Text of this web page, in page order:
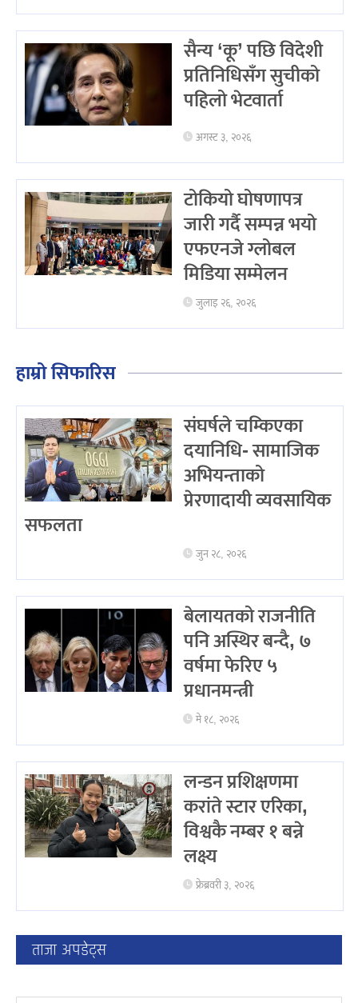
सैन्य ‘कू’ पछि विदेशी
प्रतिनिधिसँग सुचीको
पहिलो भेटवार्ता
अगस्ट ३, २०२६
टोकियो घोषणापत्र
जारी गर्दै सम्पन्न भयो
एफएनजे ग्लोबल
मिडिया सम्मेलन
जुलाइ २६, २०२६
हाम्रो सिफारिस
संघर्षले चम्किएका
दयानिधि- सामाजिक
अभियन्ताको
प्रेरणादायी व्यवसायिक
सफलता
जुन २८, २०२६
बेलायतको राजनीति
पनि अस्थिर बन्दै, ७
वर्षमा फेरिए ५
प्रधानमन्त्री
मे १८, २०२६
लन्डन प्रशिक्षणमा
करांते स्टार एरिका,
विश्वकै नम्बर १ बन्ने
लक्ष्य
फ्रेब्रवरी ३, २०२६
ताजा अपडेट्स